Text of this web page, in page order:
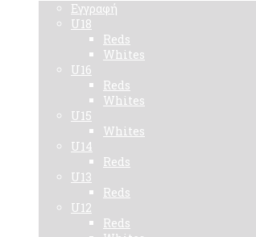
Εγγραφή
U18
Reds
Whites
U16
Reds
Whites
U15
Whites
U14
Reds
U13
Reds
U12
Reds